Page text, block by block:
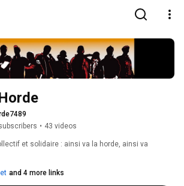
• 43 videos
et solidaire : ainsi va la horde, ainsi va
and 4 more links